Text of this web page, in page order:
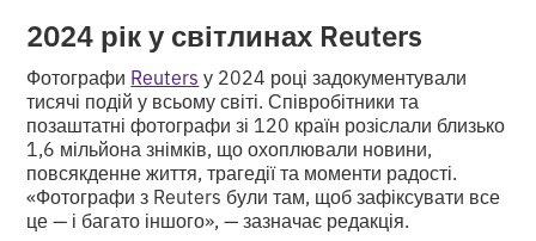
2024 рік у світлинах Reuters
Фотографи Reuters у 2024 році задокументували
тисячі подій у всьому світі. Співробітники та
позаштатні фотографи зі 120 країн розіслали близько
1,6 мільйона знімків, що охоплювали новини,
повсякденне життя, трагедії та моменти радості.
«Фотографи з Reuters були там, щоб зафіксувати все
це — і багато іншого», — зазначає редакція.